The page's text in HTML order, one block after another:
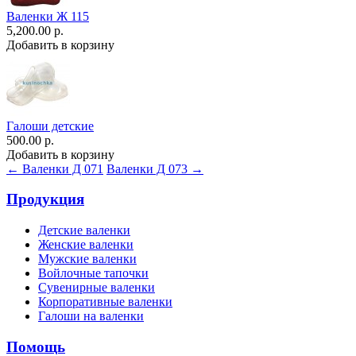
Валенки Ж 115
5,200.00 р.
Добавить в корзину
Галоши детские
500.00 р.
Добавить в корзину
← Валенки Д 071 Валенки Д 073 →
Продукция
Детские валенки
Женские валенки
Мужские валенки
Войлочные тапочки
Сувенирные валенки
Корпоративные валенки
Галоши на валенки
Помощь